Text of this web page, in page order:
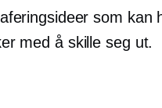
som kan
med å skille seg ut.